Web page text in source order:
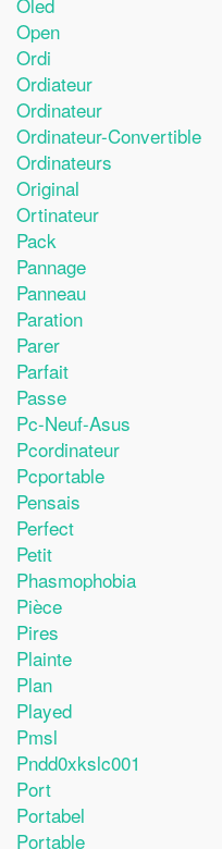
Open
Ordi
Ordiateur
Ordinateur
Ordinateur-Convertible
Ordinateurs
Original
Ortinateur
Pack
Pannage
Panneau
Paration
Parer
Parfait
Passe
Pc-Neuf-Asus
Pcordinateur
Pcportable
Pensais
Perfect
Petit
Phasmophobia
Pièce
Pires
Plainte
Plan
Played
Pmsl
Pndd0xkslc001
Port
Portabel
Portable